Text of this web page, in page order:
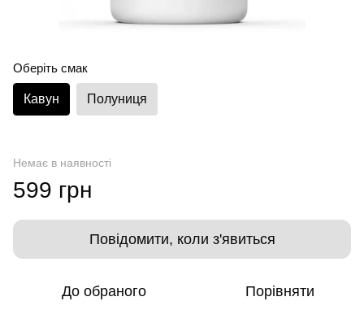
Оберіть смак
Кавун Полуниця
Немає в наявності
599 грн
Повідомити, коли з'явиться
До обраного Порівняти